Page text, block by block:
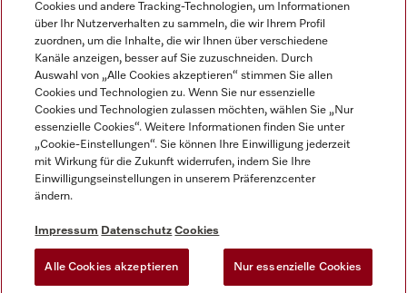
Impressum
AGB
Datenschutz
Nutzungsbedingungen
Gesetzen über digitale Dienste
Cookie-Einstellungen
Cookies und andere Tracking-Technologien, um Informationen
über Ihr Nutzerverhalten zu sammeln, die wir Ihrem Profil
zuordnen, um die Inhalte, die wir Ihnen über verschiedene
Kanäle anzeigen, besser auf Sie zuzuschneiden. Durch
Auswahl von „Alle Cookies akzeptieren“ stimmen Sie allen
Cookies und Technologien zu. Wenn Sie nur essenzielle
Cookies und Technologien zulassen möchten, wählen Sie „Nur
essenzielle Cookies“. Weitere Informationen finden Sie unter
„Cookie-Einstellungen“. Sie können Ihre Einwilligung jederzeit
mit Wirkung für die Zukunft widerrufen, indem Sie Ihre
Einwilligungseinstellungen in unserem Präferenzcenter
ändern.
Impressum Datenschutz Cookies
Alle Cookies akzeptieren Nur essenzielle Cookies